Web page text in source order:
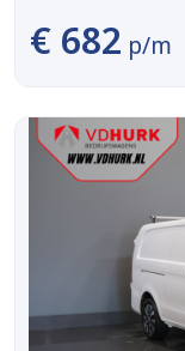
€ 682 p/m